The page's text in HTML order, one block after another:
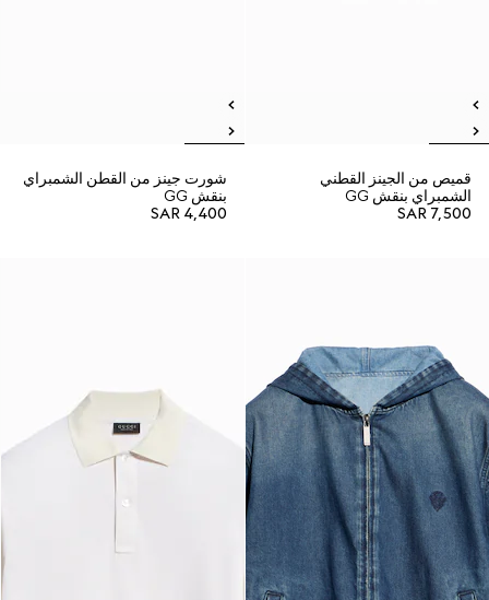
قميص من الجينز القطني
الشمبراي بنقش GG
SAR 7,500
شورت جينز من القطن الشمبراي
بنقش GG
SAR 4,400